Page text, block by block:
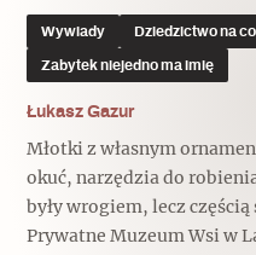
Wywiady
Popularne
Recenzje
Jak
Ludzie
Popularne
Muzea od nowa
Popularne
Polska ze
MonumentApp
Mapa skojarzeń
Krakowskie
Wywiady Dziedzictwo na
Zabytek niejedno ma imię
Łukasz Gazur
Młotki z własnym
okuć, narzędzia do
były wrogiem, lecz
Prywatne Muzeum Wsi w